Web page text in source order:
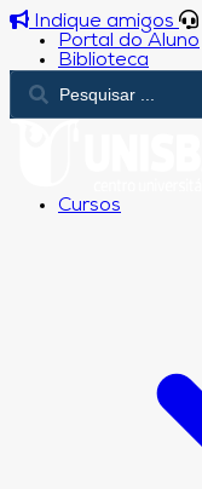
Indique amigos
Portal do Aluno
Biblioteca
Cursos